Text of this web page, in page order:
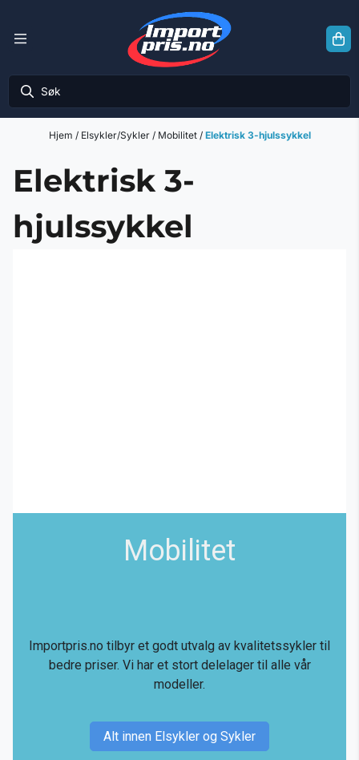
Hjem / Elsykler/Sykler / Mobilitet / Elektrisk 3-hjulssykkel
Elektrisk 3-
hjulssykkel
Mobilitet
Importpris.no tilbyr et godt utvalg av kvalitetssykler til
bedre priser. Vi har et stort delelager til alle vår
modeller.
Alt innen Elsykler og Sykler